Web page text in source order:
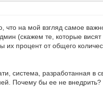
что на мой взгляд самое
(скажем те, которые
процент от общего
система, разработанная
Почему бы ее не внедрить?